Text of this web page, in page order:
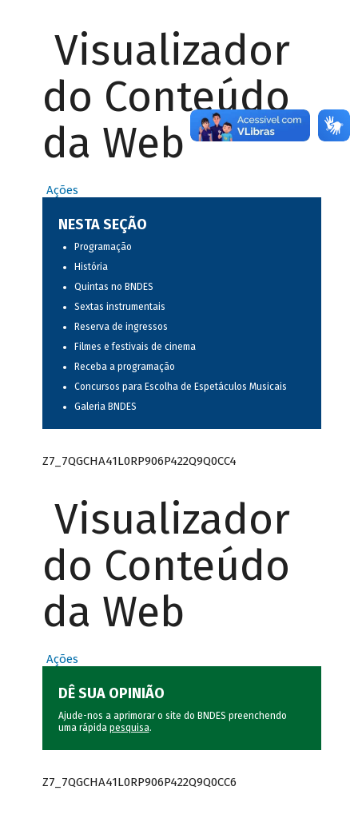
Visualizador
do Conteúdo
da Web
Ações
NESTA SEÇÃO
Programação
História
Quintas no BNDES
Sextas instrumentais
Reserva de ingressos
Filmes e festivais de cinema
Receba a programação
Concursos para Escolha de Espetáculos Musicais
Galeria BNDES
Z7_7QGCHA41L0RP906P422Q9Q0CC4
Visualizador
do Conteúdo
da Web
Ações
DÊ SUA OPINIÃO
Ajude-nos a aprimorar o site do BNDES preenchendo
uma rápida pesquisa.
Z7_7QGCHA41L0RP906P422Q9Q0CC6